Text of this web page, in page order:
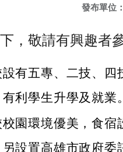
發布單位：
，敬請有興趣者
有五專、二技、四
利學生升學及就業。
園環境優美，食宿
設置高雄市政府委